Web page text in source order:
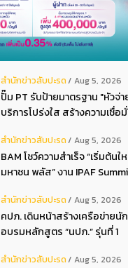
สํานักข่าวสับปะรด Aug 5, 2026
ปั๊ม PT รับป้ายมาตรฐาน "หัวจ่
บริการโปร่งใส สร้างความเชื่อ
สํานักข่าวสับปะรด Aug 5, 2026
BAM โชว์ความสำเร็จ “เริ่มต้น
มหาชน พลัส” งาน IPAF
สํานักข่าวสับปะรด Aug 5, 2026
คปภ. เดินหน้าสร้างเครือข่าย
อบรมหลักสูตร “นปภ.” รุ่นที่ 1
สํานักข่าวสับปะรด Aug 5, 2026